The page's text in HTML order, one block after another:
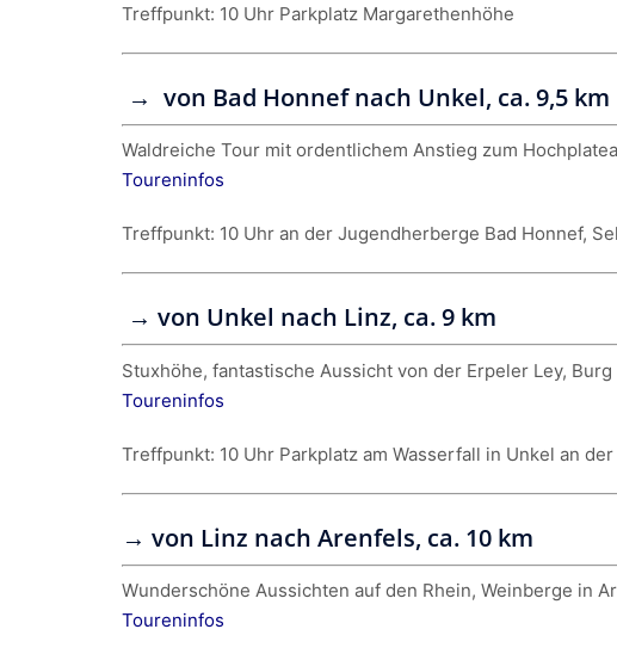
Treffpunkt: 10 Uhr Parkplatz Margarethenhöhe
→ von Bad Honnef nach Unkel, ca. 9,5 km
Waldreiche Tour mit ordentlichem Anstieg zum
Toureninfos
Treffpunkt: 10 Uhr an der Jugendherberge Bad Honnef,
→ von Unkel nach Linz, ca. 9 km
Stuxhöhe, fantastische Aussicht von der Erpeler Ley, Burg
Toureninfos
Treffpunkt: 10 Uhr Parkplatz am Wasserfall in Unkel an der
→ von Linz nach Arenfels, ca. 10 km
Wunderschöne Aussichten auf den Rhein, Weinberge in
Toureninfos